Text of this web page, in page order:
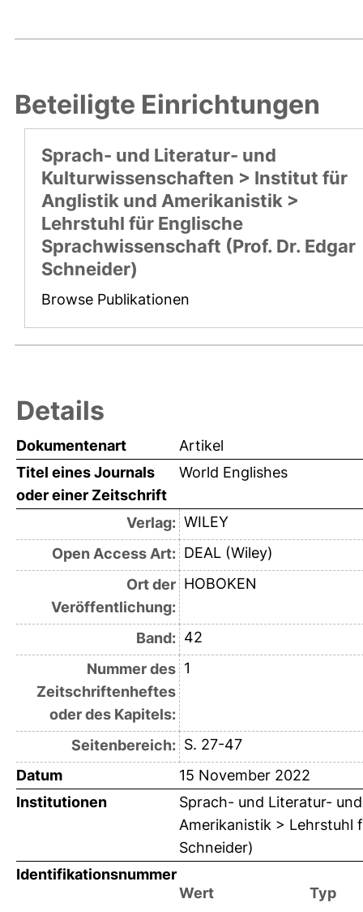
Beteiligte Einrichtungen
Sprach- und Literatur- und
Kulturwissenschaften > Institut für
Anglistik und Amerikanistik >
Lehrstuhl für Englische
Sprachwissenschaft (Prof. Dr. Edgar
Schneider)
Browse Publikationen
Details
Dokumentenart
Artikel
Titel eines Journals
oder einer Zeitschrift
World Englishes
Verlag: WILEY
Open Access Art: DEAL (Wiley)
Ort der
Veröffentlichung:
HOBOKEN
Band: 42
Nummer des
Zeitschriftenheftes
oder des Kapitels:
1
Seitenbereich: S. 27-47
Datum
15 November 2022
Institutionen
Sprach- und Literatur-
Amerikanistik > Lehrstuhl
Schneider)
Identifikationsnummer
Wert
Typ